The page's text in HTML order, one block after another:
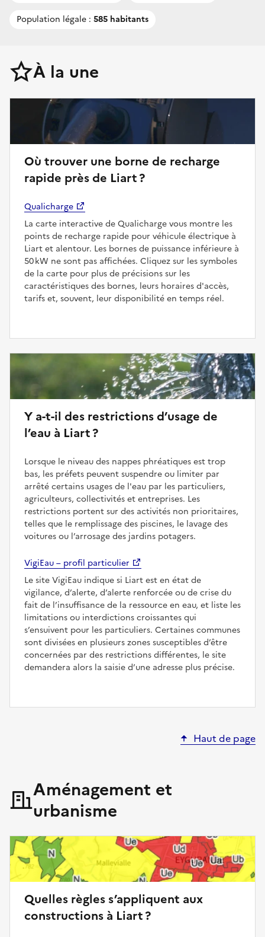
Population légale : 585 habitants
À la une
Où trouver une borne de recharge
rapide près de Liart ?
Qualicharge
La carte interactive de Qualicharge vous montre les
points de recharge rapide pour véhicule électrique à
Liart et alentour. Les bornes de puissance inférieure à
50 kW ne sont pas affichées. Cliquez sur les symboles
de la carte pour plus de précisions sur les
caractéristiques des bornes, leurs horaires d'accès,
tarifs et, souvent, leur disponibilité en temps réel.
Y a-t-il des restrictions d’usage de
l’eau à Liart ?
Lorsque le niveau des nappes phréatiques est trop
bas, les préfets peuvent suspendre ou limiter par
arrêté certains usages de l'eau par les particuliers,
agriculteurs, collectivités et entreprises. Les
restrictions portent sur des activités non prioritaires,
telles que le remplissage des piscines, le lavage des
voitures ou l’arrosage des jardins potagers.
VigiEau – profil particulier
Le site VigiEau indique si Liart est en état de
vigilance, d’alerte, d’alerte renforcée ou de crise du
fait de l’insuffisance de la ressource en eau, et liste les
limitations ou interdictions croissantes qui
s’ensuivent pour les particuliers. Certaines communes
sont divisées en plusieurs zones susceptibles d’être
concernées par des restrictions différentes, le site
demandera alors la saisie d’une adresse plus précise.
Haut de page
Aménagement et
urbanisme
Quelles règles s’appliquent aux
constructions à Liart ?